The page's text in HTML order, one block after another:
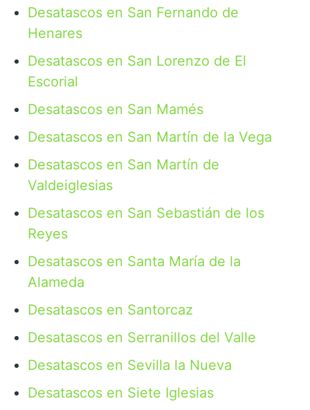
Desatascos en San Fernando de
Henares
Desatascos en San Lorenzo de El
Escorial
Desatascos en San Mamés
Desatascos en San Martín de la Vega
Desatascos en San Martín de
Valdeiglesias
Desatascos en San Sebastián de los
Reyes
Desatascos en Santa María de la
Alameda
Desatascos en Santorcaz
Desatascos en Serranillos del Valle
Desatascos en Sevilla la Nueva
Desatascos en Siete Iglesias